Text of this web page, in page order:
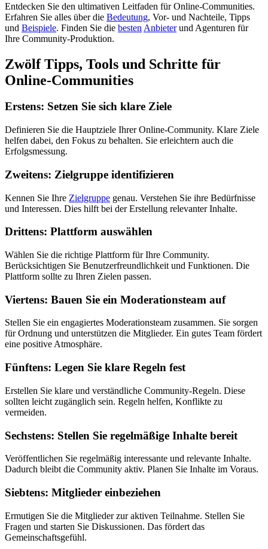
Entdecken Sie den ultimativen Leitfaden für Online-Communities.
Erfahren Sie alles über die Bedeutung, Vor- und Nachteile, Tipps
und Beispiele. Finden Sie die besten Anbieterund Agenturen für
Ihre Community-Produktion.
Zwölf Tipps, Tools und Schritte für
Online-Communities
Erstens: Setzen Sie sich klare Ziele
Definieren Sie die Hauptziele Ihrer Online-Community. Klare Ziele
helfen dabei, den Fokus zu behalten. Sie erleichtern auch die
Erfolgsmessung.
Zweitens: Zielgruppe identifizieren
Kennen Sie Ihre Zielgruppe genau. Verstehen Sie ihre Bedürfnisse
und Interessen. Dies hilft bei der Erstellung relevanter Inhalte.
Drittens: Plattform auswählen
Wählen Sie die richtige Plattform für Ihre Community.
Berücksichtigen Sie Benutzerfreundlichkeit und Funktionen. Die
Plattform sollte zu Ihren Zielen passen.
Viertens: Bauen Sie ein Moderationsteam auf
Stellen Sie ein engagiertes Moderationsteam zusammen. Sie sorgen
für Ordnung und unterstützen die Mitglieder. Ein gutes Team fördert
eine positive Atmosphäre.
Fünftens: Legen Sie klare Regeln fest
Erstellen Sie klare und verständliche Community-Regeln. Diese
sollten leicht zugänglich sein. Regeln helfen, Konflikte zu
vermeiden.
Sechstens: Stellen Sie regelmäßige Inhalte bereit
Veröffentlichen Sie regelmäßig interessante und relevante Inhalte.
Dadurch bleibt die Community aktiv. Planen Sie Inhalte im Voraus.
Siebtens: Mitglieder einbeziehen
Ermutigen Sie die Mitglieder zur aktiven Teilnahme. Stellen Sie
Fragen und starten Sie Diskussionen. Das fördert das
Gemeinschaftsgefühl.